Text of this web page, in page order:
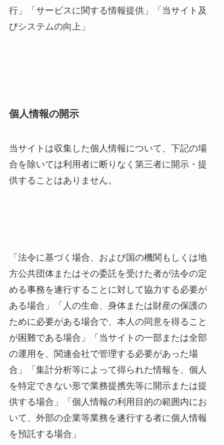
行」「サービスに関する情報提供」「当サイト及
びシステムの向上」
個人情報の開示
当サイトは収集した個人情報について、下記の場
合を除いては利用者に断りなく第三者に開示・提
供することはありません。
「法令に基づく場合、および国の機関もしくは地
方公共団体またはその委託を受けた者が法令の定
める事務を遂行することに対して協力する必要が
ある場合」「人の生命、身体または財産の保護の
ために必要がある場合で、本人の同意を得ること
が困難である場合」「当サイトの一部または全部
の運用を、関連会社で管理する必要があった場
合」「集計分析等によって得られた情報を、個人
を特定できない形で業務提携先等に開示または提
供する場合」「個人情報の利用目的の範囲内にお
いて、外部の企業等業務を遂行する者に個人情報
を預託する場合」